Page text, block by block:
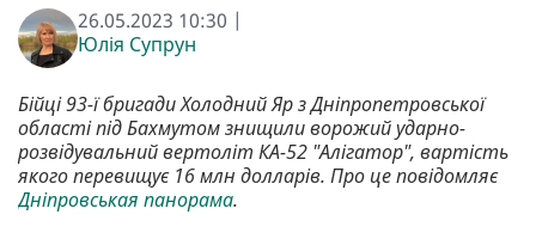
26.05.2023 10:30 |
Юлія Супрун
Бійці 93-ї бригади Холодний Яр з Дніпропетровської
області під Бахмутом знищили ворожий ударно-
розвідувальний вертоліт КА-52 "Алігатор", вартість
якого перевищує 16 млн долларів. Про це повідомляє
Дніпровськая панорама.